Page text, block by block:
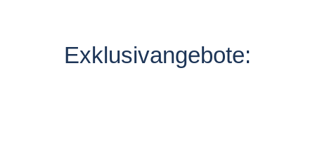
Exklusivangebote: